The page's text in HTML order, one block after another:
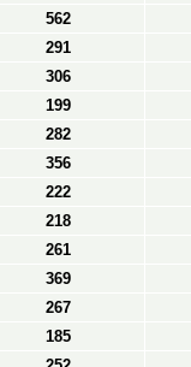
562
291
306
199
282
356
222
218
261
369
267
185